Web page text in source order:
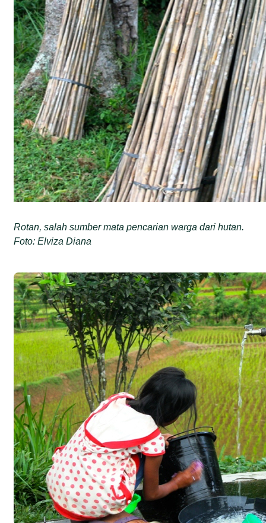
Rotan, salah sumber mata pencarian warga dari hutan.
Foto: Elviza Diana